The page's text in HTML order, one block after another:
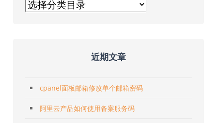
近期文章
cpanel面板邮箱修改单个邮箱密码
阿里云产品如何使用备案服务码